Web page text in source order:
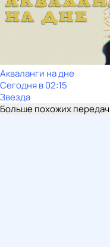
Акваланги на дне
Сегодня в 02:15
Звезда
Больше похожих передач